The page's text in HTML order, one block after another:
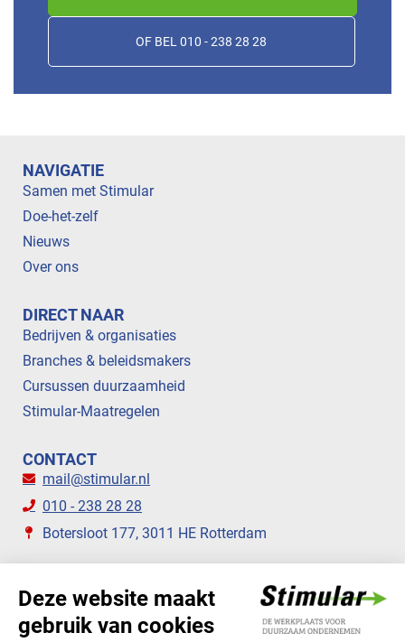
OF BEL 010 - 238 28 28
NAVIGATIE
Samen met Stimular
Doe-het-zelf
Nieuws
Over ons
DIRECT NAAR
Bedrijven & organisaties
Branches & beleidsmakers
Cursussen duurzaamheid
Stimular-Maatregelen
CONTACT
mail@stimular.nl
010 - 238 28 28
Botersloot 177, 3011 HE Rotterdam